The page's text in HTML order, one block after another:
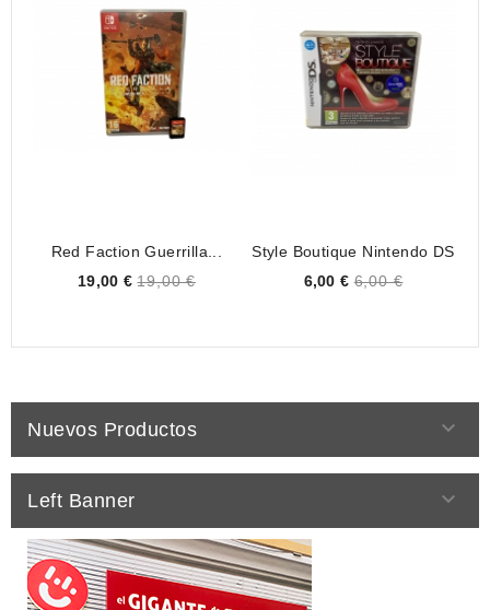
Red Faction Guerrilla...
Price
19,00 € 19,00 €
Style Boutique Nintendo DS
Price
6,00 € 6,00 €
Nuevos Productos 
Left Banner 